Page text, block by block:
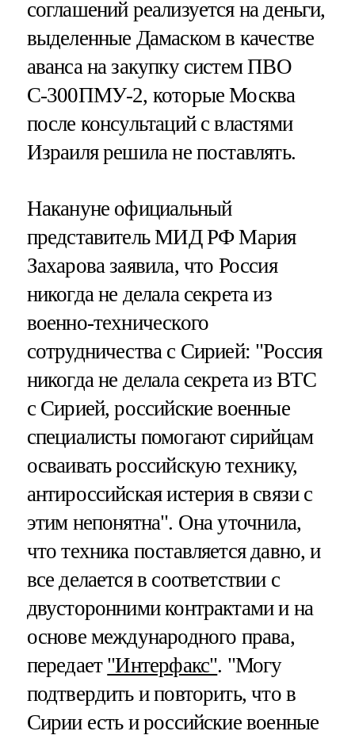
соглашений реализуется на деньги,
выделенные Дамаском в качестве
аванса на закупку систем ПВО
С-300ПМУ-2, которые Москва
после консультаций с властями
Израиля решила не поставлять.
Накануне официальный
представитель МИД РФ Мария
Захарова заявила, что Россия
никогда не делала секрета из
военно-технического
сотрудничества с Сирией: "Россия
никогда не делала секрета из ВТС
с Сирией, российские военные
специалисты помогают сирийцам
осваивать российскую технику,
антироссийская истерия в связи с
этим непонятна". Она уточнила,
что техника поставляется давно, и
все делается в соответствии с
двусторонними контрактами и на
основе международного права,
передает "Интерфакс". "Могу
подтвердить и повторить, что в
Сирии есть и российские военные